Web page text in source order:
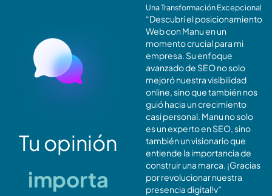
Tu opinión
importa
Avanzado con Manu Fraga ha
demostrado ser invaluable.
He experimentado un buen
retorno de inversión en
Una Transformación Excepcional
“Descubrí el posicionamiento
Web con Manu en un
momento crucial para mi
empresa. Su enfoque
avanzado de SEO no solo
mejoró nuestra visibilidad
online, sino que también nos
guió hacia un crecimiento
casi personal. Manu no solo
es un experto en SEO, sino
también un visionario que
entiende la importancia de
construir una marca. ¡Gracias
por revolucionar nuestra
presencia digital!v”